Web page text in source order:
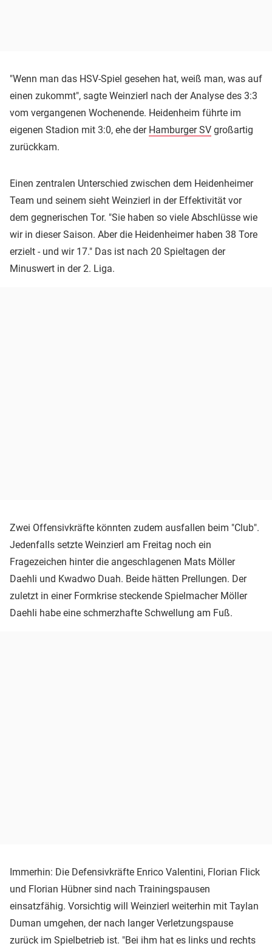
"Wenn man das HSV-Spiel gesehen hat, weiß man, was auf
einen zukommt", sagte Weinzierl nach der Analyse des 3:3
vom vergangenen Wochenende. Heidenheim führte im
eigenen Stadion mit 3:0, ehe der Hamburger SV großartig
zurückkam.
Einen zentralen Unterschied zwischen dem Heidenheimer
Team und seinem sieht Weinzierl in der Effektivität vor
dem gegnerischen Tor. "Sie haben so viele Abschlüsse wie
wir in dieser Saison. Aber die Heidenheimer haben 38 Tore
erzielt - und wir 17." Das ist nach 20 Spieltagen der
Minuswert in der 2. Liga.
Zwei Offensivkräfte könnten zudem ausfallen beim "Club".
Jedenfalls setzte Weinzierl am Freitag noch ein
Fragezeichen hinter die angeschlagenen Mats Möller
Daehli und Kwadwo Duah. Beide hätten Prellungen. Der
zuletzt in einer Formkrise steckende Spielmacher Möller
Daehli habe eine schmerzhafte Schwellung am Fuß.
Immerhin: Die Defensivkräfte Enrico Valentini, Florian Flick
und Florian Hübner sind nach Trainingspausen
einsatzfähig. Vorsichtig will Weinzierl weiterhin mit Taylan
Duman umgehen, der nach langer Verletzungspause
zurück im Spielbetrieb ist. "Bei ihm hat es links und rechts